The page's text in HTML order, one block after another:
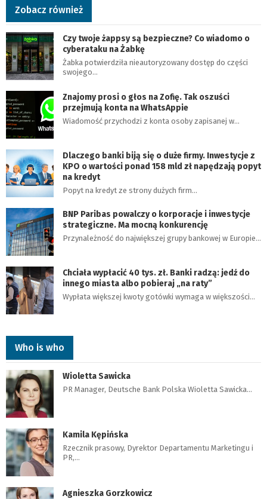
Zobacz również
Czy twoje żappsy są bezpieczne? Co wiadomo o
cyberataku na Żabkę
Żabka potwierdziła nieautoryzowany dostęp do części
swojego…
Znajomy prosi o głos na Zofię. Tak oszuści
przejmują konta na WhatsAppie
Wiadomość przychodzi z konta osoby zapisanej w…
Dlaczego banki biją się o duże firmy. Inwestycje z
KPO o wartości ponad 158 mld zł napędzają popyt
na kredyt
Popyt na kredyt ze strony dużych firm…
BNP Paribas powalczy o korporacje i inwestycje
strategiczne. Ma mocną konkurencję
Przynależność do największej grupy bankowej w Europie…
Chciała wypłacić 40 tys. zł. Banki radzą: jedź do
innego miasta albo pobieraj „na raty”
Wypłata większej kwoty gotówki wymaga w większości…
Who is who
Wioletta Sawicka
PR Manager, Deutsche Bank Polska Wioletta Sawicka…
Kamila Kępińska
Rzecznik prasowy, Dyrektor Departamentu Marketingu i
PR,…
Agnieszka Gorzkowicz